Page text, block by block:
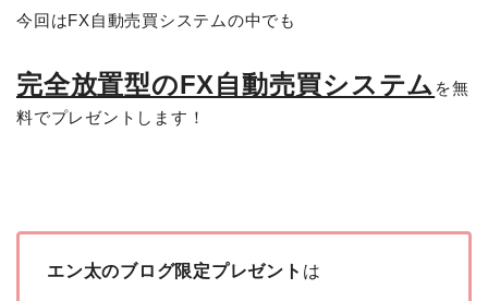
今回はFX自動売買システムの中でも
完全放置型のFX自動売買システム を無
料でプレゼントします！
エン太のブログ限定プレゼント は